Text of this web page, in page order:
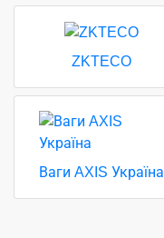
ZKTECO
Ваги AXIS Україна